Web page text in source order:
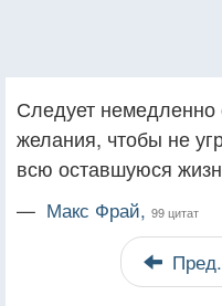
Следует немедленно
желания, чтобы не
всю оставшуюся
— Макс Фрай, 99 цитат
Пред.